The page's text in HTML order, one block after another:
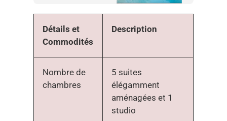
Détails et
Commodités
Description
Nombre de
chambres
5 suites
élégamment
aménagées et 1
studio